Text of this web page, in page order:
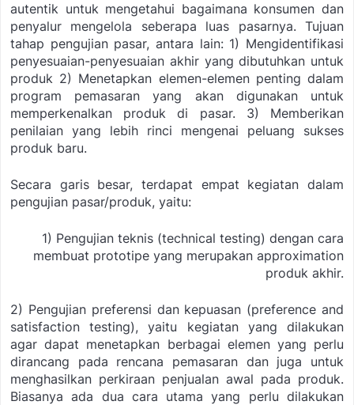
autentik untuk mengetahui bagaimana konsumen dan
penyalur mengelola seberapa luas pasarnya. Tujuan
tahap pengujian pasar, antara lain: 1) Mengidentifikasi
penyesuaian-penyesuaian akhir yang dibutuhkan untuk
produk 2) Menetapkan elemen-elemen penting dalam
program pemasaran yang akan digunakan untuk
memperkenalkan produk di pasar.
3) Memberikan
penilaian yang lebih rinci mengenai peluang sukses
produk baru.
Secara garis besar, terdapat empat kegiatan dalam
pengujian pasar/produk, yaitu:
1) Pengujian teknis (technical testing) dengan cara
membuat prototipe yang merupakan approximation
produk akhir.
2) Pengujian preferensi dan kepuasan (preference and
satisfaction testing), yaitu kegiatan yang dilakukan
agar dapat menetapkan berbagai elemen yang perlu
dirancang pada rencana pemasaran dan juga untuk
menghasilkan perkiraan penjualan awal pada produk.
Biasanya ada dua cara utama yang perlu dilakukan